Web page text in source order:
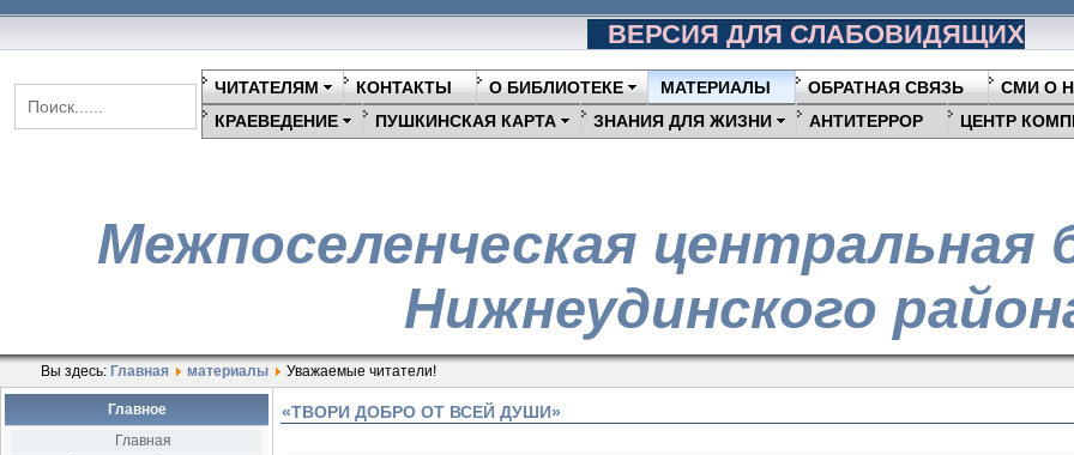
ВЕРСИЯ ДЛЯ СЛАБОВИДЯЩИХ
ЧИТАТЕЛЯМ КОНТАКТЫ О БИБЛИОТЕКЕ МАТЕРИАЛЫ ОБРАТНАЯ СВЯЗЬ СМИ О
КРАЕВЕДЕНИЕ
ПУШКИНСКАЯ КАРТА ЗНАНИЯ ДЛЯ ЖИЗНИ АНТИТЕРРОР ЦЕНТР
Межпоселенческая центральная
Нижнеудинского
Вы здесь: Главная материалы Уважаемые читатели!
Главное
Главная
«ТВОРИ ДОБРО ОТ ВСЕЙ ДУШИ»